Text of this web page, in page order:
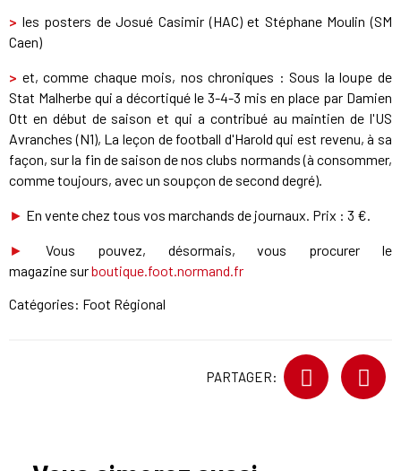
> les posters de Josué Casimir (HAC) et Stéphane Moulin (SM
Caen)
> et, comme chaque mois, nos chroniques : Sous la loupe de
Stat Malherbe qui a décortiqué le 3-4-3 mis en place par Damien
Ott en début de saison et qui a contribué au maintien de l'US
Avranches (N1), La leçon de football d'Harold qui est revenu, à sa
façon, sur la fin de saison de nos clubs normands (à consommer,
comme toujours, avec un soupçon de second degré).
► En vente chez tous vos marchands de journaux. Prix : 3 €.
►
Vous pouvez, désormais, vous procurer le
magazine surboutique.foot.normand.fr
Catégories: Foot Régional
PARTAGER: